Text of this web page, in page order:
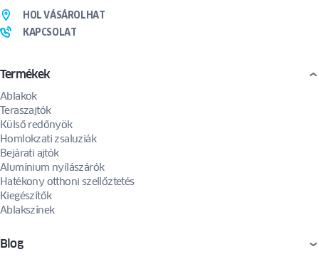
Termékek
Ablakok
Teraszajtók
Külső redőnyök
Homlokzati zsaluziák
Bejárati ajtók
Alumínium nyílászárók
Hatékony otthoni szellőztetés
Kiegészítők
Ablakszínek
Blog
HOL VÁSÁROLHAT
KAPCSOLAT